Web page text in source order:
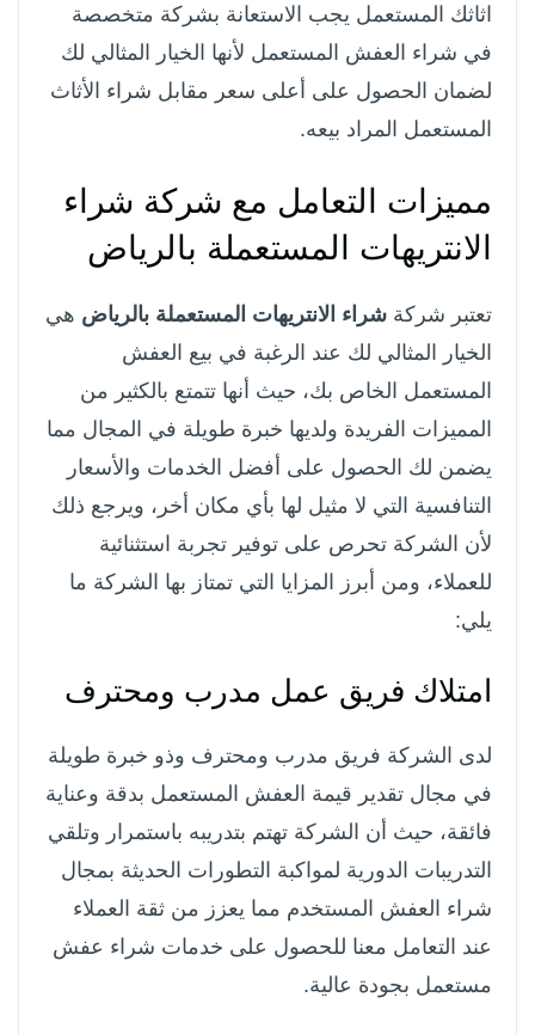
اثاثك المستعمل يجب الاستعانة بشركة متخصصة
في شراء العفش المستعمل لأنها الخيار المثالي لك
لضمان الحصول على أعلى سعر مقابل شراء الأثاث
المستعمل المراد بيعه.
مميزات التعامل مع شركة شراء
الانتريهات المستعملة بالرياض
تعتبر شركة شراء الانتريهات المستعملة بالرياض هي
الخيار المثالي لك عند الرغبة في بيع العفش
المستعمل الخاص بك، حيث أنها تتمتع بالكثير من
المميزات الفريدة ولديها خبرة طويلة في المجال مما
يضمن لك الحصول على أفضل الخدمات والأسعار
التنافسية التي لا مثيل لها بأي مكان أخر، ويرجع ذلك
لأن الشركة تحرص على توفير تجربة استثنائية
للعملاء، ومن أبرز المزايا التي تمتاز بها الشركة ما
يلي:
امتلاك فريق عمل مدرب ومحترف
لدى الشركة فريق مدرب ومحترف وذو خبرة طويلة
في مجال تقدير قيمة العفش المستعمل بدقة وعناية
فائقة، حيث أن الشركة تهتم بتدريبه باستمرار وتلقي
التدريبات الدورية لمواكبة التطورات الحديثة بمجال
شراء العفش المستخدم مما يعزز من ثقة العملاء
عند التعامل معنا للحصول على خدمات شراء عفش
مستعمل بجودة عالية.